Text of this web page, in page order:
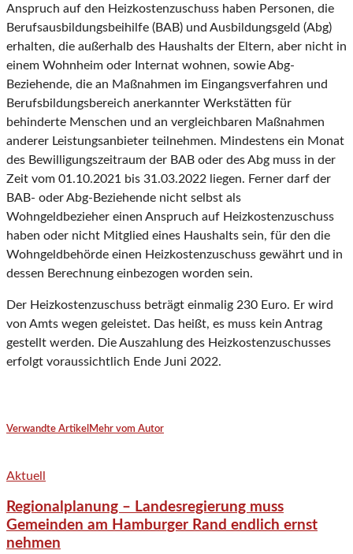
Anspruch auf den Heizkostenzuschuss haben Personen, die
Berufsausbildungsbeihilfe (BAB) und Ausbildungsgeld (Abg)
erhalten, die außerhalb des Haushalts der Eltern, aber nicht in
einem Wohnheim oder Internat wohnen, sowie Abg-
Beziehende, die an Maßnahmen im Eingangsverfahren und
Berufsbildungsbereich anerkannter Werkstätten für
behinderte Menschen und an vergleichbaren Maßnahmen
anderer Leistungsanbieter teilnehmen. Mindestens ein Monat
des Bewilligungszeitraum der BAB oder des Abg muss in der
Zeit vom 01.10.2021 bis 31.03.2022 liegen. Ferner darf der
BAB- oder Abg-Beziehende nicht selbst als
Wohngeldbezieher einen Anspruch auf Heizkostenzuschuss
haben oder nicht Mitglied eines Haushalts sein, für den die
Wohngeldbehörde einen Heizkostenzuschuss gewährt und in
dessen Berechnung einbezogen worden sein.
Der Heizkostenzuschuss beträgt einmalig 230 Euro. Er wird
von Amts wegen geleistet. Das heißt, es muss kein Antrag
gestellt werden. Die Auszahlung des Heizkostenzuschusses
erfolgt voraussichtlich Ende Juni 2022.
Verwandte Artikel Mehr vom Autor
Aktuell
Regionalplanung – Landesregierung muss
Gemeinden am Hamburger Rand endlich ernst
nehmen